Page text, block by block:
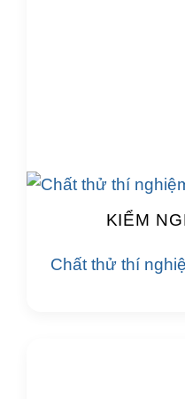
KIỂM
Chất thử thí